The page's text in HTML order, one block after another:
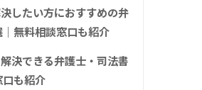
したい方におすすめの弁
無料相談窓口も紹介
決できる弁護士・司法書
も紹介